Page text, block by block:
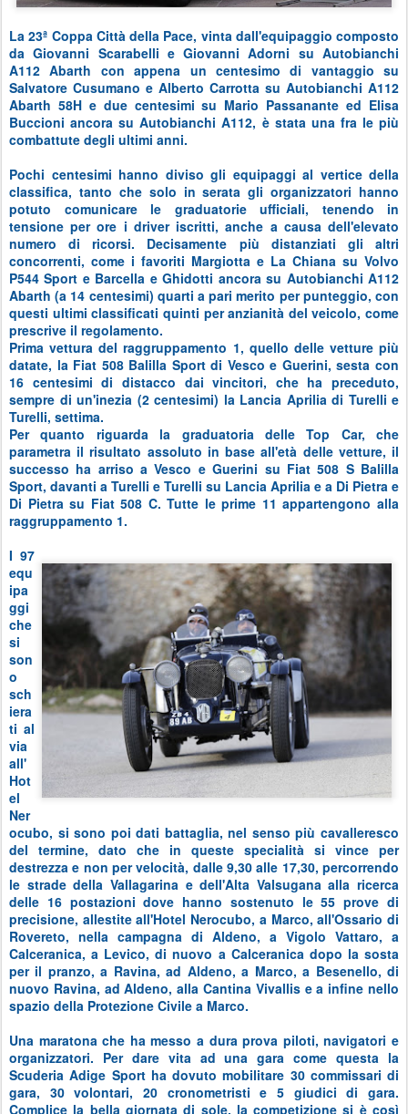
La 23ª Coppa Città della Pace, vinta dall'equipaggio composto
da Giovanni Scarabelli e Giovanni Adorni su Autobianchi
A112 Abarth con appena un centesimo di vantaggio su
Salvatore Cusumano e Alberto Carrotta su Autobianchi A112
Abarth 58H e due centesimi su Mario Passanante ed Elisa
Buccioni ancora su Autobianchi A112, è stata una fra le più
combattute degli ultimi anni.
Pochi centesimi hanno diviso gli equipaggi al vertice della
classifica, tanto che solo in serata gli organizzatori hanno
potuto comunicare le graduatorie ufficiali, tenendo in
tensione per ore i driver iscritti, anche a causa dell'elevato
numero di ricorsi. Decisamente più distanziati gli altri
concorrenti, come i favoriti Margiotta e La Chiana su Volvo
P544 Sport e Barcella e Ghidotti ancora su Autobianchi A112
Abarth (a 14 centesimi) quarti a pari merito per punteggio, con
questi ultimi classificati quinti per anzianità del veicolo, come
prescrive il regolamento.
Prima vettura del raggruppamento 1, quello delle vetture più
datate, la Fiat 508 Balilla Sport di Vesco e Guerini, sesta con
16 centesimi di distacco dai vincitori, che ha preceduto,
sempre di un'inezia (2 centesimi) la Lancia Aprilia di Turelli e
Turelli, settima.
Per quanto riguarda la graduatoria delle Top Car, che
parametra il risultato assoluto in base all'età delle vetture, il
successo ha arriso a Vesco e Guerini su Fiat 508 S Balilla
Sport, davanti a Turelli e Turelli su Lancia Aprilia e a Di Pietra e
Di Pietra su Fiat 508 C. Tutte le prime 11 appartengono alla
raggruppamento 1.
I 97
equ
ipa
ggi
che
si
son
o
sch
iera
ti al
via
all'
Hot
el
Ner
ocubo, si sono poi dati battaglia, nel senso più cavalleresco
del termine, dato che in queste specialità si vince per
destrezza e non per velocità, dalle 9,30 alle 17,30, percorrendo
le strade della Vallagarina e dell'Alta Valsugana alla ricerca
delle 16 postazioni dove hanno sostenuto le 55 prove di
precisione, allestite all'Hotel Nerocubo, a Marco, all'Ossario di
Rovereto, nella campagna di Aldeno, a Vigolo Vattaro, a
Calceranica, a Levico, di nuovo a Calceranica dopo la sosta
per il pranzo, a Ravina, ad Aldeno, a Marco, a Besenello, di
nuovo Ravina, ad Aldeno, alla Cantina Vivallis e a infine nello
spazio della Protezione Civile a Marco.
Una maratona che ha messo a dura prova piloti, navigatori e
organizzatori. Per dare vita ad una gara come questa la
Scuderia Adige Sport ha dovuto mobilitare 30 commissari di
gara, 30 volontari, 20 cronometristi e 5 giudici di gara.
Complice la bella giornata di sole, la competizione si è così